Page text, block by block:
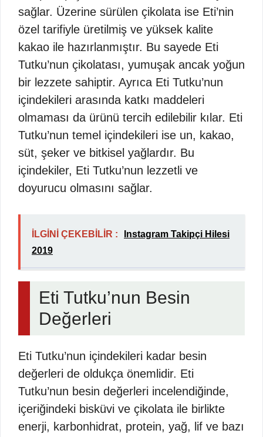
sağlar. Üzerine sürülen çikolata ise Eti’nin
özel tarifiyle üretilmiş ve yüksek kalite
kakao ile hazırlanmıştır. Bu sayede Eti
Tutku’nun çikolatası, yumuşak ancak yoğun
bir lezzete sahiptir. Ayrıca Eti Tutku’nun
içindekileri arasında katkı maddeleri
olmaması da ürünü tercih edilebilir kılar. Eti
Tutku’nun temel içindekileri ise un, kakao,
süt, şeker ve bitkisel yağlardır. Bu
içindekiler, Eti Tutku’nun lezzetli ve
doyurucu olmasını sağlar.
İLGİNİ ÇEKEBİLİR :
Instagram Takipçi Hilesi
2019
Eti Tutku’nun Besin
Değerleri
Eti Tutku’nun içindekileri kadar besin
değerleri de oldukça önemlidir. Eti
Tutku’nun besin değerleri incelendiğinde,
içeriğindeki bisküvi ve çikolata ile birlikte
enerji, karbonhidrat, protein, yağ, lif ve bazı